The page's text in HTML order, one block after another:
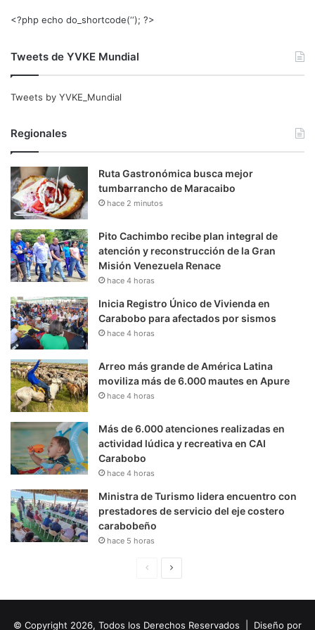
<?php echo do_shortcode(‘‘); ?>
Tweets de YVKE Mundial
Tweets by YVKE_Mundial
Regionales
Ruta Gastronómica busca mejor
tumbarrancho de Maracaibo
hace 2 minutos
Pito Cachimbo recibe plan integral de
atención y reconstrucción de la Gran
Misión Venezuela Renace
hace 4 horas
Inicia Registro Único de Vivienda en
Carabobo para afectados por sismos
hace 4 horas
Arreo más grande de América Latina
moviliza más de 6.000 mautes en Apure
hace 4 horas
Más de 6.000 atenciones realizadas en
actividad lúdica y recreativa en CAI
Carabobo
hace 4 horas
Ministra de Turismo lidera encuentro con
prestadores de servicio del eje costero
carabobeño
hace 5 horas
i
u
© Copyright 2026, Todos los Derechos Reservados | Diseño por